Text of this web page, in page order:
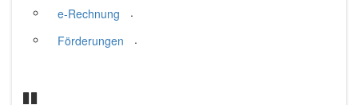
e-Rechnung
.
Förderungen
.
Veranstaltungen
Publikationen
.